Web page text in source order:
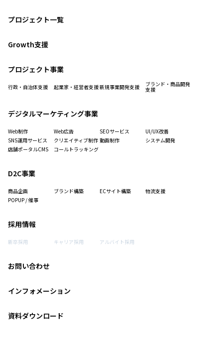
プロジェクト一覧
Growth支援
プロジェクト事業
行政・自治体支援 起業家・経営者支援新規事業開発支援 ブランド・商品開発
支援
デジタルマーケティング事業
Web制作 Web広告 SEOサービス
UI/UX改善
SNS運用サービス
クリエイティブ制作 動画制作
システム開発
店舗ポータルCMS
コールトラッキング
D2C事業
商品企画 ブランド構築 ECサイト構築
物流支援
POPUP / 催事
採用情報
新卒採用 キャリア採用 アルバイト採用
お問い合わせ
インフォメーション
資料ダウンロード